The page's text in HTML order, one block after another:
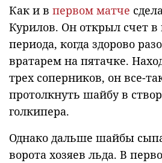
Как и в первом матче
Курилов. Он открыл счет в
периода, когда здорово
вратарем на пятачке.
трех соперников, он все-
протолкнуть шайбу в
голкипера.
Однако дальше шайбы
ворота хозяев льда. В